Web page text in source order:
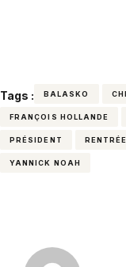
Tags : BALASKO
FRANÇOIS HOLLANDE
PRÉSIDENT RENTRÉE
YANNICK NOAH